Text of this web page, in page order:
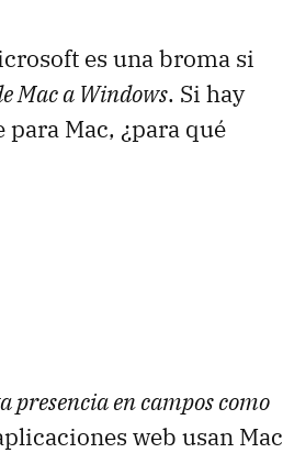
es una broma si
Mac a Windows. Si hay
Mac, ¿para qué
presencia en campos como
web usan Mac